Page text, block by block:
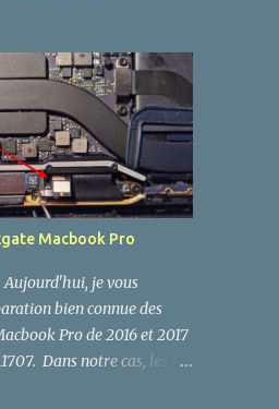
de produits électroniques
et Micro soudure
Jack (Connecteur
LVDS - Ports
USB et Mini USB. -
PS4, Xbox, PC,
, TV - Ports SATA et
Batterie Macbook Pro,
- Ports VGA DVI,
Connecteur Réseau RJ45,
Mosfet... - Connecteur
android... - Réparation
Macbook Pro
je vous
bien connue des
Pro de 2016 et 2017
Dans notre cas, les